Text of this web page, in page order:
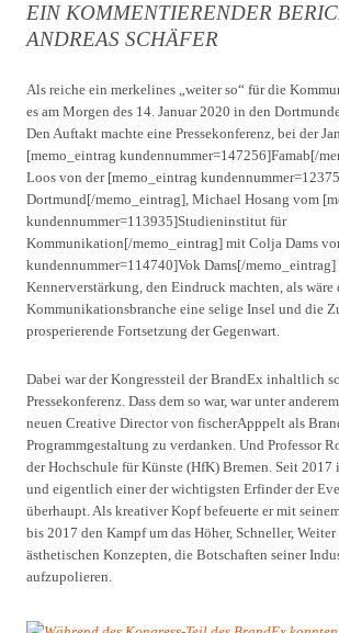
EIN KOMMENTIERENDER
ANDREAS SCHÄFER
Als reiche ein merkelines „weiter so“ für die
es am Morgen des 14. Januar 2020 in den
Den Auftakt machte eine Pressekonferenz, bei der
[memo_eintrag kundennummer=147256]Famab[/
Loos von der [memo_eintrag
Dortmund[/memo_eintrag], Michael Hosang vom
kundennummer=113935]Studieninstitut für
Kommunikation[/memo_eintrag] mit Colja Dams
kundennummer=114740]Vok Dams[/
Kennerverstärkung, den Eindruck machten, als wäre
Kommunikationsbranche eine selige Insel und die
prosperierende Fortsetzung der Gegenwart.
Dabei war der Kongressteil der BrandEx inhaltlich
Pressekonferenz. Dass dem so war, war unter
neuen Creative Director von fischerApppelt als
Programmgestaltung zu verdanken. Und Professor
der Hochschule für Künste (HfK) Bremen. Seit 2017
und eigentlich einer der wichtigsten Erfinder der
überhaupt. Als kreativer Kopf befeuerte er mit
bis 2017 den Kampf um das Höher, Schneller,
ästhetischen Konzepten, die Botschaften seiner
aufzupolieren.